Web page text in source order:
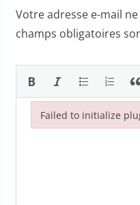
Votre adresse e-mail
champs obligatoires
Failed to initialize
Failed to initialize